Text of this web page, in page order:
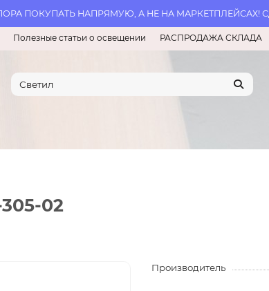
ПОКУПАТЬ НАПРЯМУЮ, А НЕ НА МАРКЕТПЛЕЙСАХ!
Полезные статьи о освещении РАСПРОДАЖА СКЛАДА
02
Производитель